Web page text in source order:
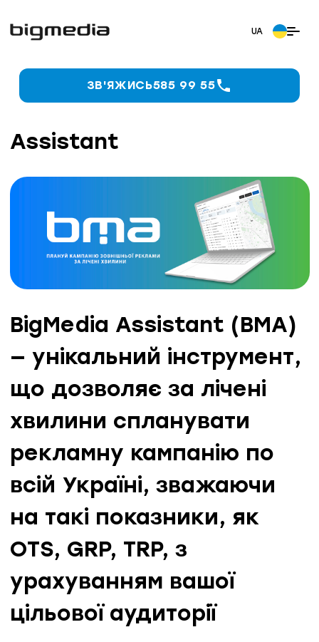
ЗВ'ЯЖИСЬ585 99 55
Assistant
BigMedia Assistant (BMA)
— унікальний інструмент,
що дозволяє за лічені
хвилини спланувати
рекламну кампанію по
всій Україні, зважаючи
на такі показники, як
OTS, GRP, TRP, з
урахуванням вашої
цільової аудиторії